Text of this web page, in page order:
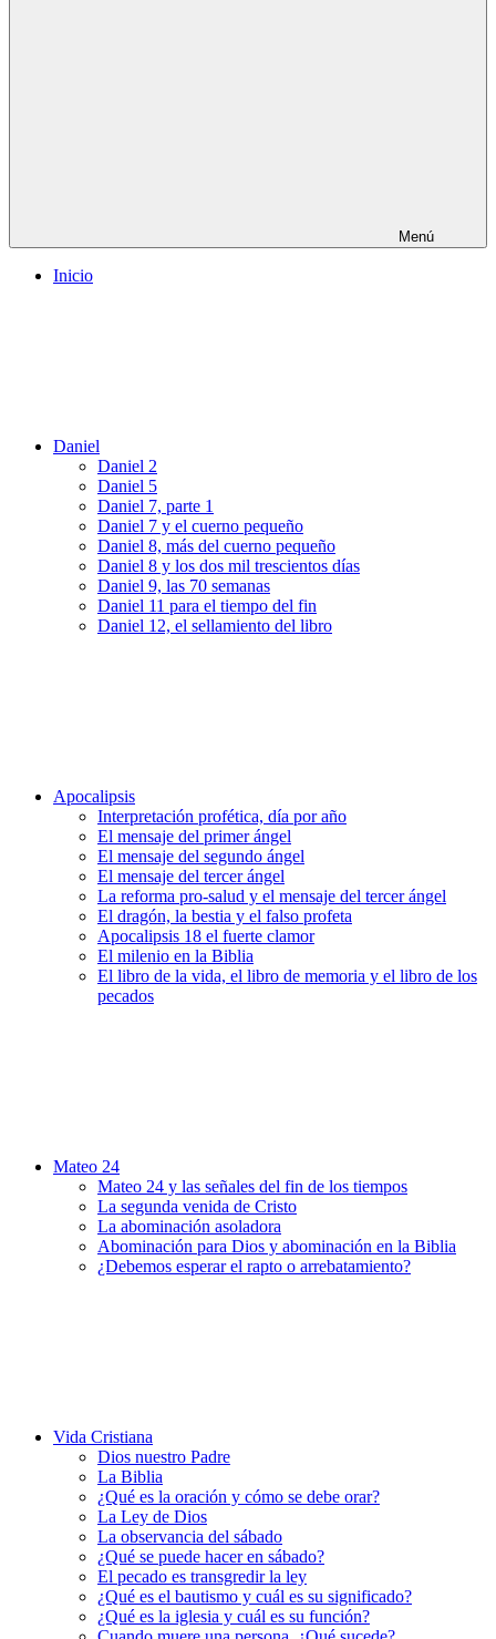
Menú
Inicio
Daniel
Daniel 2
Daniel 5
Daniel 7, parte 1
Daniel 7 y el cuerno pequeño
Daniel 8, más del cuerno pequeño
Daniel 8 y los dos mil trescientos días
Daniel 9, las 70 semanas
Daniel 11 para el tiempo del fin
Daniel 12, el sellamiento del libro
Apocalipsis
Interpretación profética, día por año
El mensaje del primer ángel
El mensaje del segundo ángel
El mensaje del tercer ángel
La reforma pro-salud y el mensaje del tercer ángel
El dragón, la bestia y el falso profeta
Apocalipsis 18 el fuerte clamor
El milenio en la Biblia
El libro de la vida, el libro de memoria y el libro de los
pecados
Mateo 24
Mateo 24 y las señales del fin de los tiempos
La segunda venida de Cristo
La abominación asoladora
Abominación para Dios y abominación en la Biblia
¿Debemos esperar el rapto o arrebatamiento?
Vida Cristiana
Dios nuestro Padre
La Biblia
¿Qué es la oración y cómo se debe orar?
La Ley de Dios
La observancia del sábado
¿Qué se puede hacer en sábado?
El pecado es transgredir la ley
¿Qué es el bautismo y cuál es su significado?
¿Qué es la iglesia y cuál es su función?